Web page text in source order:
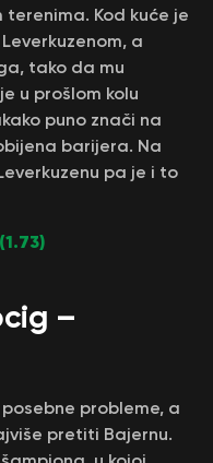
terenima. Kod kuće je
a
tako da mu
u prošlom kolu
puno znači na
barijera. Na
pa je i to
–
probleme, a
pretiti Bajernu.